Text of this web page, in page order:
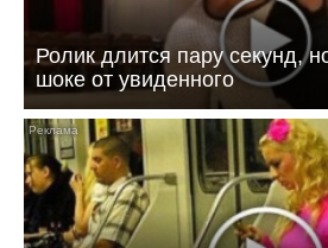
Ролик длится пару секунд,
шоке от увиденного